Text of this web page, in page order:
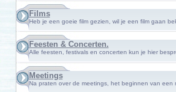
Films
Heb je een goeie film gezien, wil je een film gaan
Feesten & Concerten.
Alle feesten, festivals en concerten kun je hier
Meetings
Na praten over de meetings, het beginnen van een